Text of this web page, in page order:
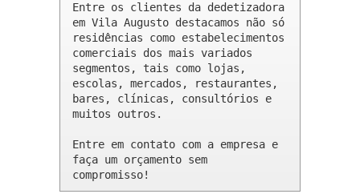
Entre os clientes da dedetizadora
em Vila Augusto destacamos não só
residências como estabelecimentos
comerciais dos mais variados
segmentos, tais como lojas,
escolas, mercados, restaurantes,
bares, clínicas, consultórios e
muitos outros.
Entre em contato com a empresa e
faça um orçamento sem
compromisso!